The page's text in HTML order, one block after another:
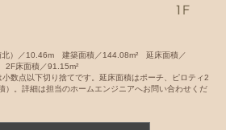
）／10.46m 建築面積／144.08m² 延床面積／
床面積／91.15m²
数点以下切り捨てです。延床面積はポーチ、ピロティ2
）。詳細は担当のホームエンジニアへお問い合わせくだ